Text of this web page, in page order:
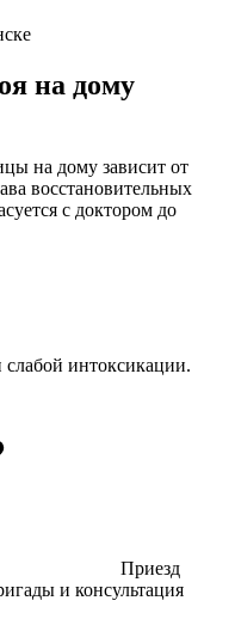
на дому
на дому зависит от
восстановительных
с доктором до
интоксикации.
Приезд
и консультация